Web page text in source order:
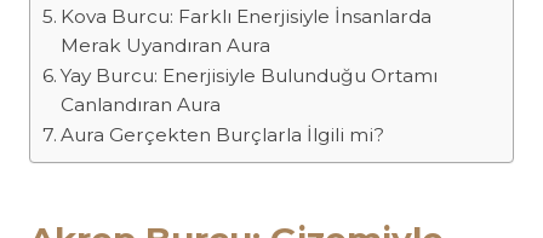
Kova Burcu: Farklı Enerjisiyle İnsanlarda
Merak Uyandıran Aura
Yay Burcu: Enerjisiyle Bulunduğu Ortamı
Canlandıran Aura
Aura Gerçekten Burçlarla İlgili mi?